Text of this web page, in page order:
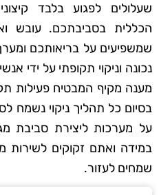
שעלולים לפגוע בלבד
הכללית בסביבתכם. עובש
שמשפיעים על בריאותכם
נכונה וניקוי תקופתי על ידי
מענה מקיף המבטיח פעילות
בסיום כל תהליך ניקוי נשמח
על מערכות ליצירת סביבת
במידה ואתם זקוקים לשירות
שמחים לעזור.